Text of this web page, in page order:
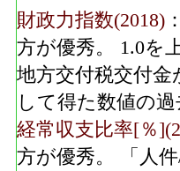
財政力指数(2018)
方が優秀。 1.0を
地方交付税交付
して得た数値の
経常収支比率[％
方が優秀。 「人